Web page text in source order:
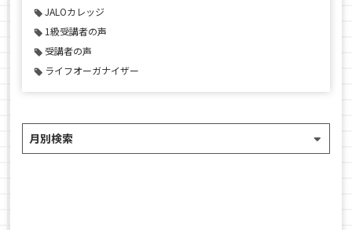
JALOカレッジ
1級受講者の声
受講者の声
ライフオーガナイザー